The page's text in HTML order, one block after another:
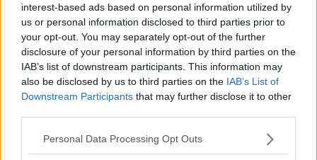
interest-based ads based on personal information utilized by
us or personal information disclosed to third parties prior to
your opt-out. You may separately opt-out of the further
disclosure of your personal information by third parties on the
IAB’s list of downstream participants. This information may
also be disclosed by us to third parties on the IAB’s List of
Downstream Participants that may further disclose it to other
Personal Data Processing Opt Outs
20 de rețete de salate de vară fără prelucrare termică
06.08.2026